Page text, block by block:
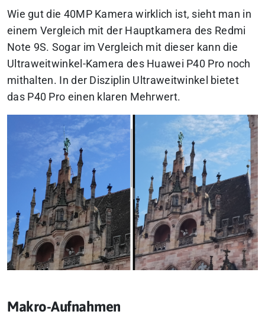
Wie gut die 40MP Kamera wirklich ist, sieht man in
einem Vergleich mit der Hauptkamera des Redmi
Note 9S. Sogar im Vergleich mit dieser kann die
Ultraweitwinkel-Kamera des Huawei P40 Pro noch
mithalten. In der Disziplin Ultraweitwinkel bietet
das P40 Pro einen klaren Mehrwert.
Makro-Aufnahmen